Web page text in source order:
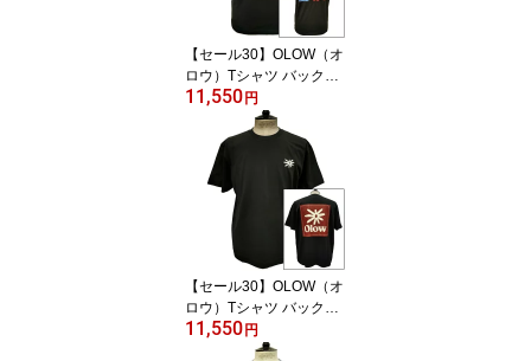
【セール30】OLOW（オ
ロウ）Tシャツ バックグ
ラフィック 楽器・音楽の
イラスト OL612002-99
カーボンブラック 黒 オ
ーガニックコットン10
0% 【ケイト・マクエニ
11,550 円
【セール30】OLOW（オ
ロウ）Tシャツ バックプ
リント 花とロゴのイラス
ト OL612002-98 ブラッ
11,550 円